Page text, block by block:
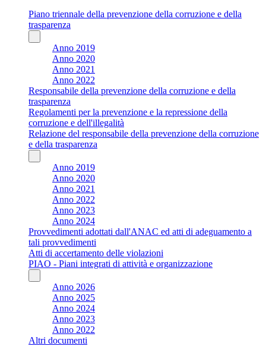
Piano triennale della prevenzione della corruzione e della
trasparenza
Anno 2019
Anno 2020
Anno 2021
Anno 2022
Responsabile della prevenzione della corruzione e della
trasparenza
Regolamenti per la prevenzione e la repressione della
corruzione e dell'illegalità
Relazione del responsabile della prevenzione della corruzione
e della trasparenza
Anno 2019
Anno 2020
Anno 2021
Anno 2022
Anno 2023
Anno 2024
Provvedimenti adottati dall'ANAC ed atti di adeguamento a
tali provvedimenti
Atti di accertamento delle violazioni
PIAO - Piani integrati di attività e organizzazione
Anno 2026
Anno 2025
Anno 2024
Anno 2023
Anno 2022
Altri documenti